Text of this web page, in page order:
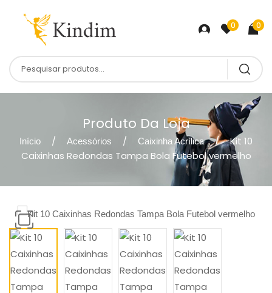
0 0
Produto Da Loja
Início Acessórios Caixinha Acrílica
Kit 10
Caixinhas Redondas Tampa Bola Futebol vermelho